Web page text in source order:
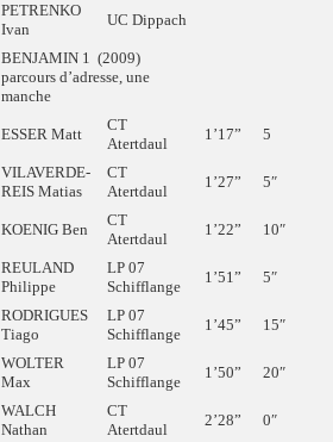
PETRENKO
Ivan
UC Dippach
BENJAMIN 1 (2009)
parcours d’adresse, une
manche
ESSER Matt
CT
Atertdaul
1’17” 5
VILAVERDE-
REIS Matias
CT
Atertdaul
1’27” 5″
KOENIG Ben
CT
Atertdaul
1’22” 10″
REULAND
Philippe
LP 07
Schifflange
1’51” 5″
RODRIGUES
Tiago
LP 07
Schifflange
1’45” 15″
WOLTER
Max
LP 07
Schifflange
1’50” 20″
WALCH
Nathan
CT
Atertdaul
2’28” 0″